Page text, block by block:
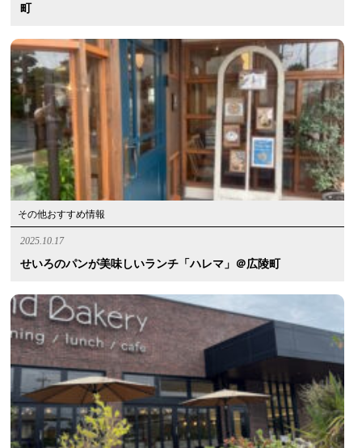
町
その他おすすめ情報
2025.10.17
せいろのパンが美味しいランチ「ハレマ」＠広陵町